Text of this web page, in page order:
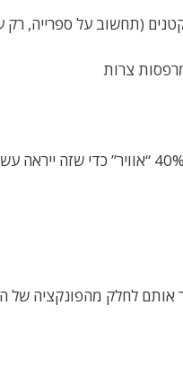
(תחשוב על ספרייה,
צרות
אותם לחלק מהפונקציה של